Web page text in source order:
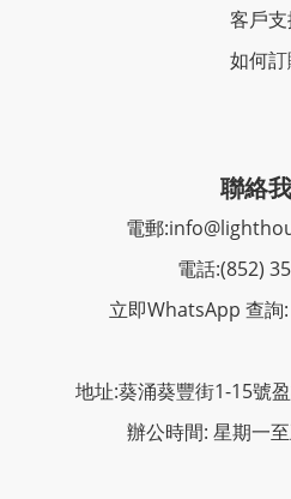
客戶
如何
聯絡
電郵:
電話:(852)
立即WhatsApp 查詢
地址:葵涌葵豐街1-15號
辦公時間: 星期一